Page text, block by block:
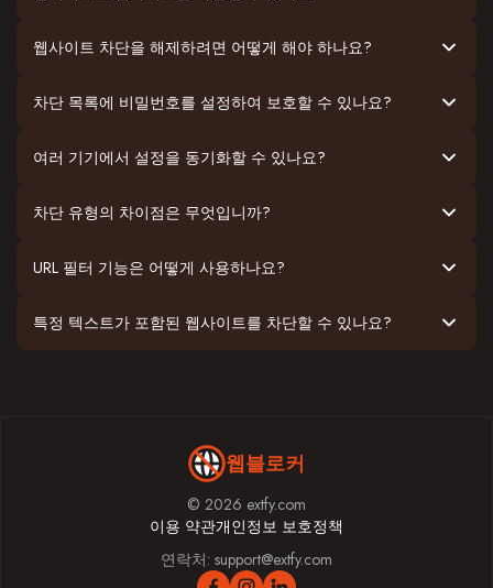
웹사이트 차단을 해제하려면 어떻게 해야 하나요?
차단 목록에 비밀번호를 설정하여 보호할 수 있나요?
여러 기기에서 설정을 동기화할 수 있나요?
차단 유형의 차이점은 무엇입니까?
URL 필터 기능은 어떻게 사용하나요?
특정 텍스트가 포함된 웹사이트를 차단할 수 있나요?
웹블로커
© 2026 extfy.com
이용 약관개인정보 보호정책
연락처: support@extfy.com